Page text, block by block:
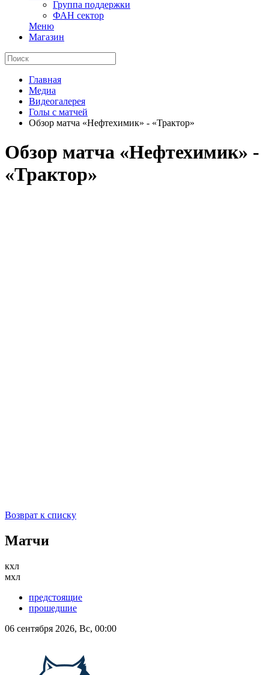
Группа поддержки
ФАН сектор
Меню
Магазин
Главная
Медиа
Видеогалерея
Голы с матчей
Обзор матча «Нефтехимик» - «Трактор»
Обзор матча «Нефтехимик» -
«Трактор»
Возврат к списку
Матчи
кхл
мхл
предстоящие
прошедшие
06 сентября 2026, Вс, 00:00